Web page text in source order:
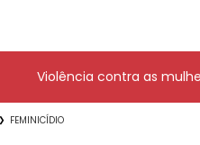
Violência contra as
FEMINICÍDIO